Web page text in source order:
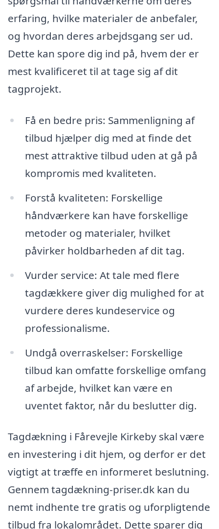
erfaring, hvilke materialer de anbefaler,
og hvordan deres arbejdsgang ser ud.
Dette kan spore dig ind på, hvem der er
mest kvalificeret til at tage sig af dit
tagprojekt.
Få en bedre pris: Sammenligning af
tilbud hjælper dig med at finde det
mest attraktive tilbud uden at gå på
kompromis med kvaliteten.
Forstå kvaliteten: Forskellige
håndværkere kan have forskellige
metoder og materialer, hvilket
påvirker holdbarheden af dit tag.
Vurder service: At tale med flere
tagdækkere giver dig mulighed for at
vurdere deres kundeservice og
professionalisme.
Undgå overraskelser: Forskellige
tilbud kan omfatte forskellige omfang
af arbejde, hvilket kan være en
uventet faktor, når du beslutter dig.
Tagdækning i Fårevejle Kirkeby skal være
en investering i dit hjem, og derfor er det
vigtigt at træffe en informeret beslutning.
Gennem tagdækning-priser.dk kan du
nemt indhente tre gratis og uforpligtende
tilbud fra lokalområdet. Dette sparer dig